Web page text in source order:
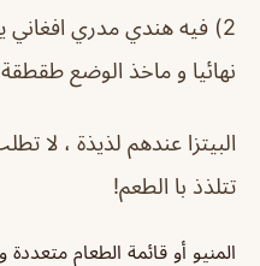
2) فيه هندي مدري افغاني
نهائيا و ماخذ الوضع
البيتزا عندهم لذيذة ، لا
تتلذذ با الطعم!
المنيو أو قائمة الطعام